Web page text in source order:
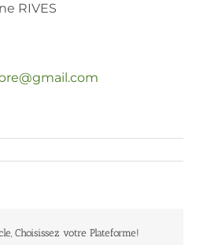
RIVES
Choisissez votre Plateforme!